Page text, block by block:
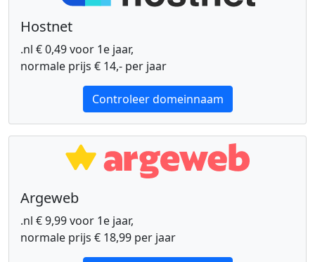
Hostnet
.nl € 0,49 voor 1e jaar,
normale prijs € 14,- per jaar
Controleer domeinnaam
Argeweb
.nl € 9,99 voor 1e jaar,
normale prijs € 18,99 per jaar